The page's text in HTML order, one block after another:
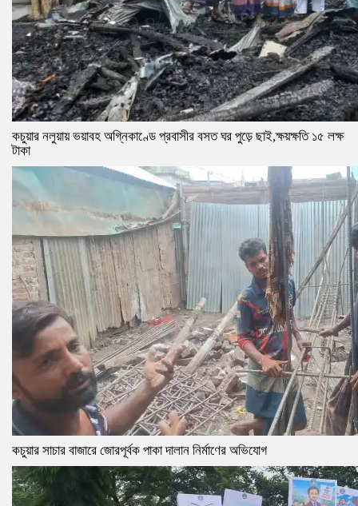
কচুয়ার নলুয়ায় ভয়াবহ অগ্নিকাণ্ডে প্রবাসীর বসত ঘর পুড়ে ছাই,ক্ষয়ক্ষতি ১৫ লক্ষ
টাকা
কচুয়ার সাচার বাজারে জোরপূর্বক পাকা দালান নির্মাণের অভিযোগ